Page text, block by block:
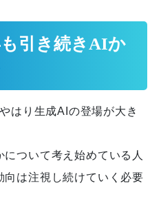
引き続きAIか
はり生成AIの登場が大き
ついて考え始めている人
向は注視し続けていく必要